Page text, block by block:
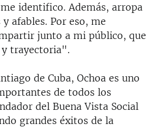
identifico. Además, arropa
afables. Por eso, me
junto a mi público, que
trayectoria".
de Cuba, Ochoa es uno
de todos los
del Buena Vista Social
grandes éxitos de la